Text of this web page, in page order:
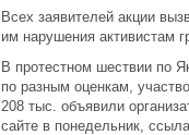
Всех заявителей акции
им нарушения активистам
В протестном шествии по
по разным оценкам,
208 тыс. объявили
сайте в понедельник,